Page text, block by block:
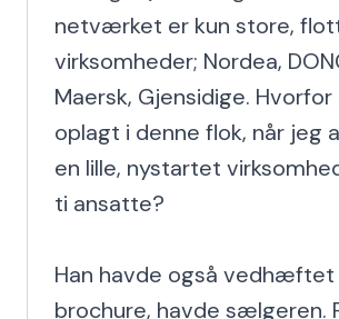
netværket er kun store,
virksomheder; Nordea,
Maersk, Gjensidige.
oplagt i denne flok, når jeg
en lille, nystartet
ti ansatte?
Han havde også vedhæftet
brochure, havde sælgeren.